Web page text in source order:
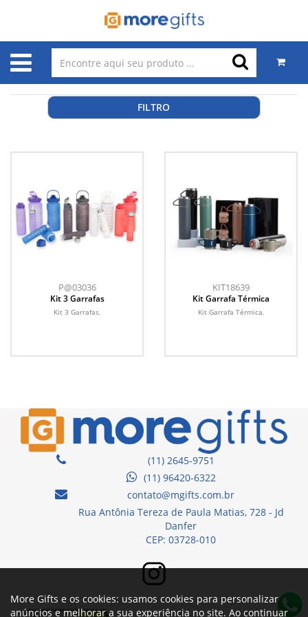
FILTRO
P@03036
Kit 3 Garrafas
Kit 3 Garrafas.
KIT18639
Kit Garrafa Térmica
Kit Garrafa Térmica.
(11) 2645-9751
(11) 96420-6322
contato@mgifts.com.br
Rua Antônia Tereza de Paula Matias, 728 - Jd
Danfer
CEP: 03728-010
More Gifts e os cookies: usamos cookies para personalizar
anúncios e melhorar a sua experiência no site. Ao continuar